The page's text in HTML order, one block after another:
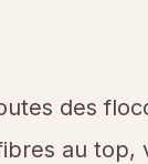
des
au top,